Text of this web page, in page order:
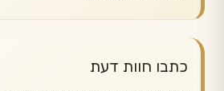
כתבו חוות דעת